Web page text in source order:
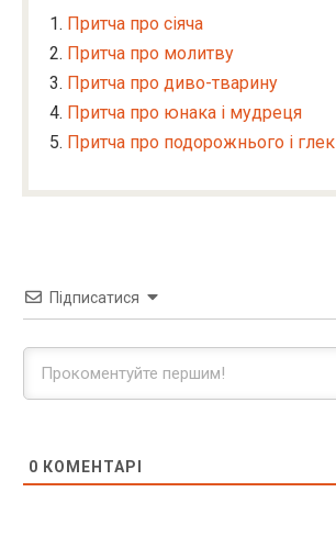
Притча про сіяча
Притча про молитву
Притча про диво-тварину
Притча про юнака і мудреця
Притча про подорожнього і глек
Підписатися
0 КОМЕНТАРІ